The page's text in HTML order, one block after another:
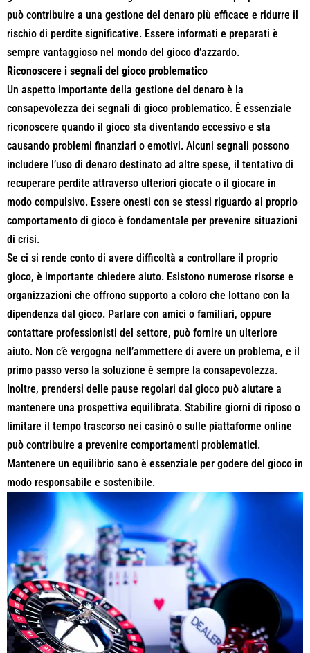
può contribuire a una gestione del denaro più efficace e ridurre il
rischio di perdite significative. Essere informati e preparati è
sempre vantaggioso nel mondo del gioco d’azzardo.
Riconoscere i segnali del gioco problematico
Un aspetto importante della gestione del denaro è la
consapevolezza dei segnali di gioco problematico. È essenziale
riconoscere quando il gioco sta diventando eccessivo e sta
causando problemi finanziari o emotivi. Alcuni segnali possono
includere l’uso di denaro destinato ad altre spese, il tentativo di
recuperare perdite attraverso ulteriori giocate o il giocare in
modo compulsivo. Essere onesti con se stessi riguardo al proprio
comportamento di gioco è fondamentale per prevenire situazioni
di crisi.
Se ci si rende conto di avere difficoltà a controllare il proprio
gioco, è importante chiedere aiuto. Esistono numerose risorse e
organizzazioni che offrono supporto a coloro che lottano con la
dipendenza dal gioco. Parlare con amici o familiari, oppure
contattare professionisti del settore, può fornire un ulteriore
aiuto. Non c’è vergogna nell’ammettere di avere un problema, e il
primo passo verso la soluzione è sempre la consapevolezza.
Inoltre, prendersi delle pause regolari dal gioco può aiutare a
mantenere una prospettiva equilibrata. Stabilire giorni di riposo o
limitare il tempo trascorso nei casinò o sulle piattaforme online
può contribuire a prevenire comportamenti problematici.
Mantenere un equilibrio sano è essenziale per godere del gioco in
modo responsabile e sostenibile.